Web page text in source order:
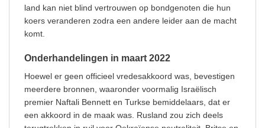
land kan niet blind vertrouwen op bondgenoten die hun
koers veranderen zodra een andere leider aan de macht
komt.
Onderhandelingen in maart 2022
Hoewel er geen officieel vredesakkoord was, bevestigen
meerdere bronnen, waaronder voormalig Israëlisch
premier Naftali Bennett en Turkse bemiddelaars, dat er
een akkoord in de maak was. Rusland zou zich deels